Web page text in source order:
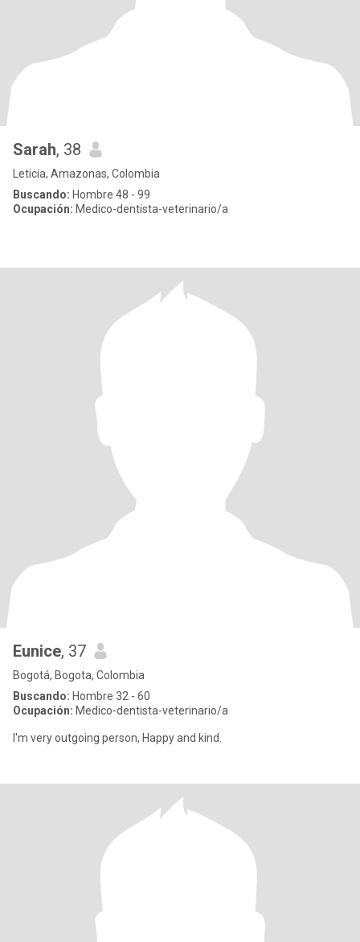
Sarah, 38
Leticia, Amazonas, Colombia
Buscando: Hombre 48 - 99
Ocupación: Medico-dentista-veterinario/a
Eunice, 37
Bogotá, Bogota, Colombia
Buscando: Hombre 32 - 60
Ocupación: Medico-dentista-veterinario/a
I'm very outgoing person, Happy and kind.